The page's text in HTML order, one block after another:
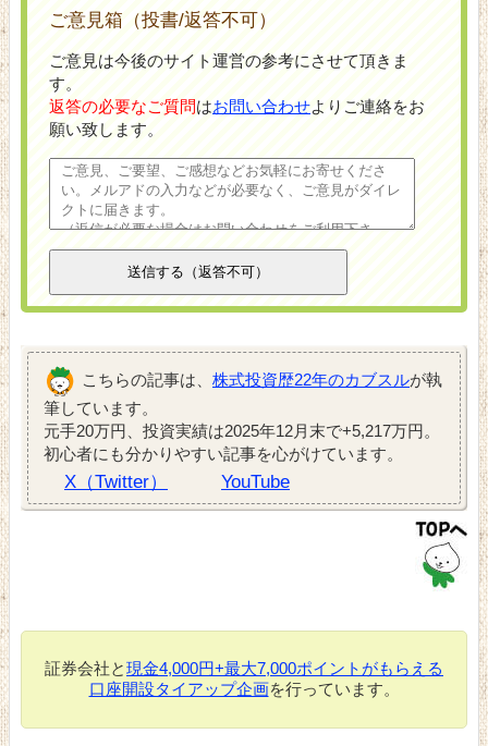
ご意見箱（投書/返答不可）
ご意見は今後のサイト運営の参考にさせて頂きま
す。
返答の必要なご質問はお問い合わせよりご連絡をお
願い致します。
こちらの記事は、 株式投資歴22年のカブスルが執
筆しています。
元手20万円、投資実績は2025年12月末で+5,217万円。
初心者にも分かりやすい記事を心がけています。
X（Twitter） YouTube
証券会社と現金4,000円+最大7,000ポイントがもらえる
口座開設タイアップ企画を行っています。